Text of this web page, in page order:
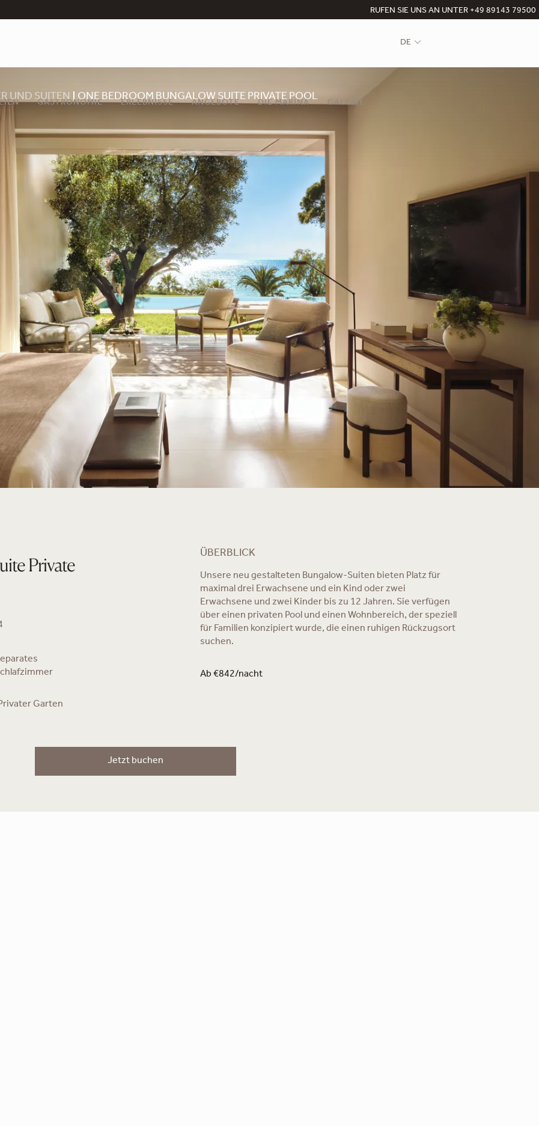
RUFEN SIE UNS AN UNTER +49 89143 79500
GASTRONOMIE ERLEBNISSE ANGEBOTE DIE MARINA GALERIE
DE
UND SUITEN ONE BEDROOM BUNGALOW SUITE PRIVATE POOL
Private
Garten
ÜBERBLICK
Unsere neu gestalteten Bungalow-Suiten bieten Platz für
maximal drei Erwachsene und ein Kind oder zwei
Erwachsene und zwei Kinder bis zu 12 Jahren. Sie verfügen
über einen privaten Pool und einen Wohnbereich, der speziell
für Familien konzipiert wurde, die einen ruhigen Rückzugsort
suchen.
Ab €842/nacht
Jetzt buchen